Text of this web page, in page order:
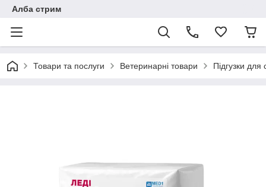
Алба стрим
Товари та послуги Ветеринарні товари Підгузки для